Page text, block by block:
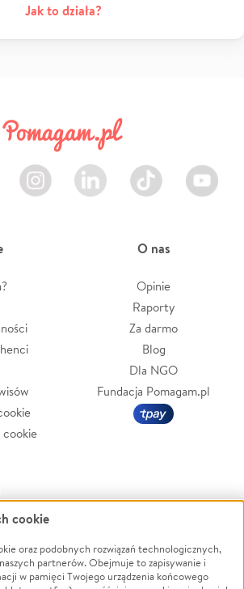
Jak to działa?
Instagram LinkedIn TikTok Youtube
cookie
O nas
Opinie
Raporty
Za darmo
Blog
Dla NGO
Fundacja Pomagam.pl
Powódź
Wichura
cookie
oraz podobnych rozwiązań technologicznych,
partnerów. Obejmuje to zapisywanie i
w pamięci Twojego urządzenia końcowego